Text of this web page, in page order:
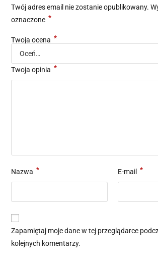
Twój adres email nie zostanie opublikowany.
oznaczone *
Twoja ocena *
Twoja opinia *
Nazwa * E-mail *
Zapamiętaj moje dane w tej przeglądarce
kolejnych komentarzy.